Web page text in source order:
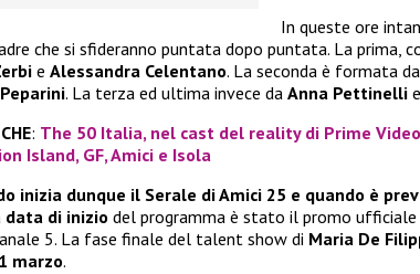
In queste ore
che si sfideranno puntata dopo puntata. La prima,
e Alessandra Celentano. La seconda è formata da
. La terza ed ultima invece da Anna Pettinelli
: The 50 Italia, nel cast del reality di Prime
Island, GF, Amici e Isola
inizia dunque il Serale di Amici 25 e quando è
data di inizio del programma è stato il promo
5. La fase finale del talent show di Maria De
marzo.